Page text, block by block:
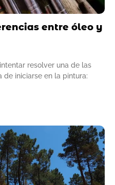
entre óleo y
resolver una de las
de iniciarse en la pintura: